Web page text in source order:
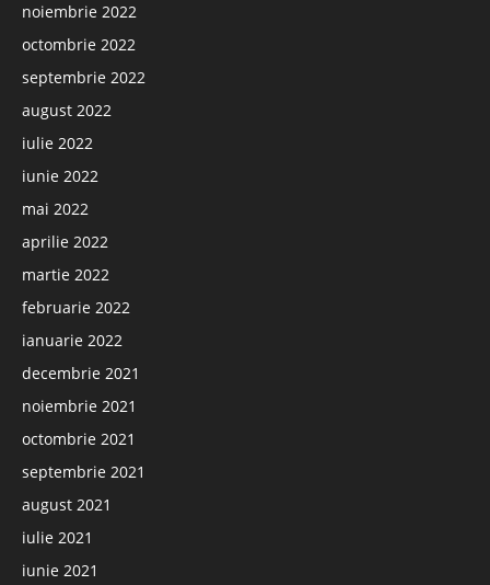
noiembrie 2022
octombrie 2022
septembrie 2022
august 2022
iulie 2022
iunie 2022
mai 2022
aprilie 2022
martie 2022
februarie 2022
ianuarie 2022
decembrie 2021
noiembrie 2021
octombrie 2021
septembrie 2021
august 2021
iulie 2021
iunie 2021